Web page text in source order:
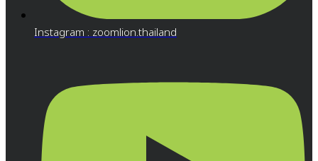
Instagram : zoomlion.thailand